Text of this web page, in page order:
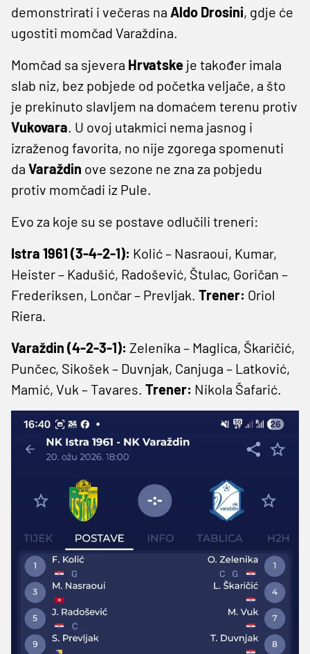
demonstrirati i večeras na Aldo Drosini, gdje će
ugostiti momčad Varaždina.
Momčad sa sjevera Hrvatske je također imala
slab niz, bez pobjede od početka veljače, a što
je prekinuto slavljem na domaćem terenu protiv
Vukovara. U ovoj utakmici nema jasnog i
izraženog favorita, no nije zgorega spomenuti
da Varaždin ove sezone ne zna za pobjedu
protiv momčadi iz Pule.
Evo za koje su se postave odlučili treneri:
Istra 1961 (3-4-2-1): Kolić – Nasraoui, Kumar,
Heister – Kadušić, Radošević, Štulac, Goričan –
Frederiksen, Lončar – Prevljak. Trener: Oriol
Riera.
Varaždin (4-2-3-1): Zelenika – Maglica, Škaričić,
Punčec, Sikošek – Duvnjak, Canjuga – Latković,
Mamić, Vuk – Tavares. Trener: Nikola Šafarić.